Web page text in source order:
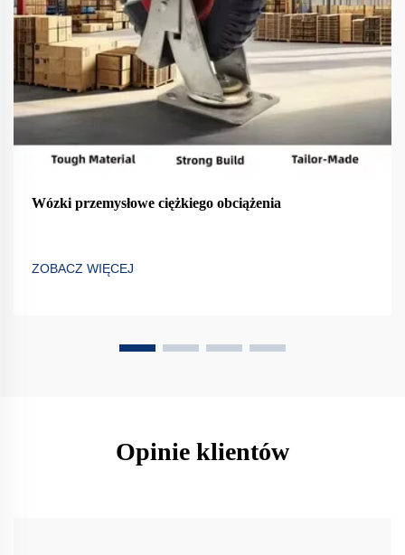
Wózki przemysłowe ciężkiego obciążenia
ZOBACZ WIĘCEJ
Opinie klientów